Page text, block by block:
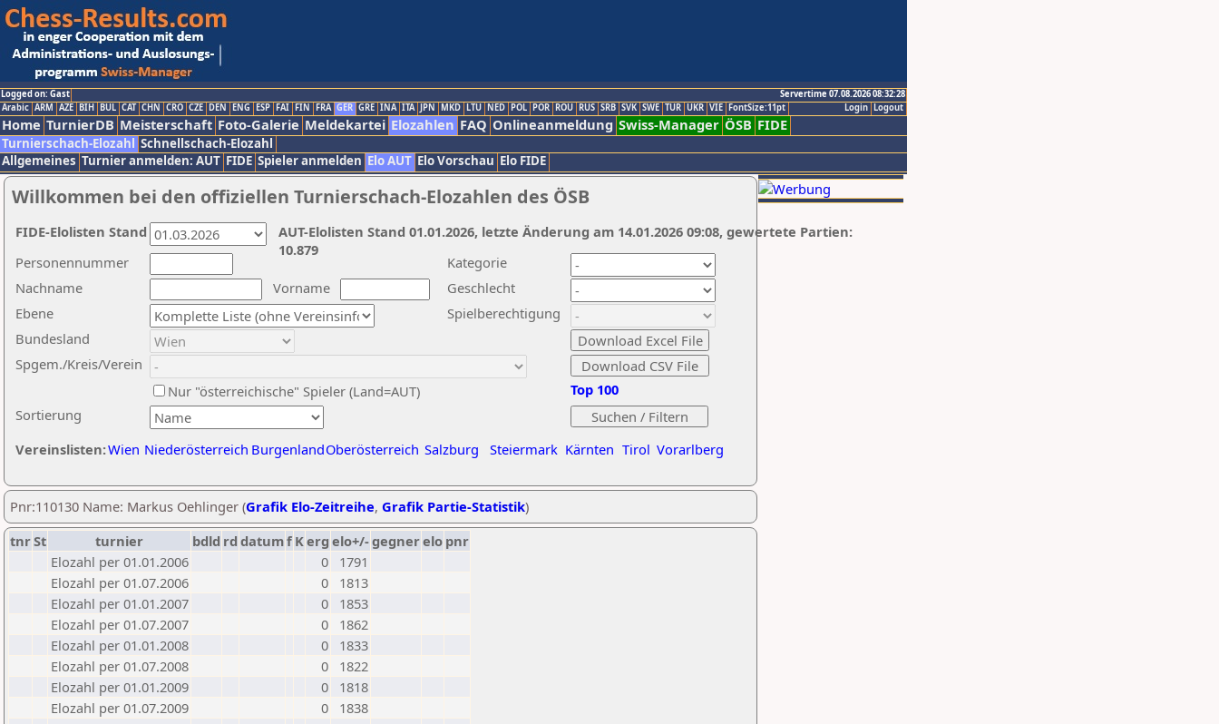
Logged on: Gast
Servertime 07.08.2026 08:32:28
Logout
Login
Arabic ARM AZE BIH BUL CAT CHN CRO CZE DEN ENG ESP FAI FIN FRA GER GRE INA ITA JPN MKD LTU NED POL POR ROU RUS SRB SVK SWE TUR UKR VIE FontSize:11pt
Home TurnierDB Meisterschaft Foto-Galerie Meldekartei Elozahlen FAQ Onlineanmeldung Swiss-Manager ÖSB FIDE
Turnierschach-Elozahl Schnellschach-Elozahl
Allgemeines Turnier anmelden: AUT FIDE Spieler anmelden Elo AUT Elo Vorschau Elo FIDE
Willkommen bei den offiziellen Turnierschach-Elozahlen des ÖSB
Nachname
Vorname
Ebene
Kategorie
Sortierung
Personennummer
Bundesland
Spgem./Kreis/Verein
Geschlecht
Nur "österreichische" Spieler (Land=AUT)
Spielberechtigung
Vereinslisten:Wien Niederösterreich BurgenlandOberösterreich Salzburg Steiermark Kärnten Tirol Vorarlberg
Top 100
AUT-Elolisten Stand 01.01.2026, letzte Änderung am 14.01.2026 09:08, gewertete Partien:
10.879
FIDE-Elolisten Stand
Pnr:110130 Name: Markus Oehlinger (Grafik Elo-Zeitreihe, Grafik Partie-Statistik)
tnrSt turnier bdld rd datumf Kerg elo+/-gegnerelo pnr
Elozahl per 01.01.2006
0
1791
Elozahl per 01.07.2006
0
1813
Elozahl per 01.01.2007
0
1853
Elozahl per 01.07.2007
0
1862
Elozahl per 01.01.2008
0
1833
Elozahl per 01.07.2008
0
1822
Elozahl per 01.01.2009
0
1818
Elozahl per 01.07.2009
0
1838